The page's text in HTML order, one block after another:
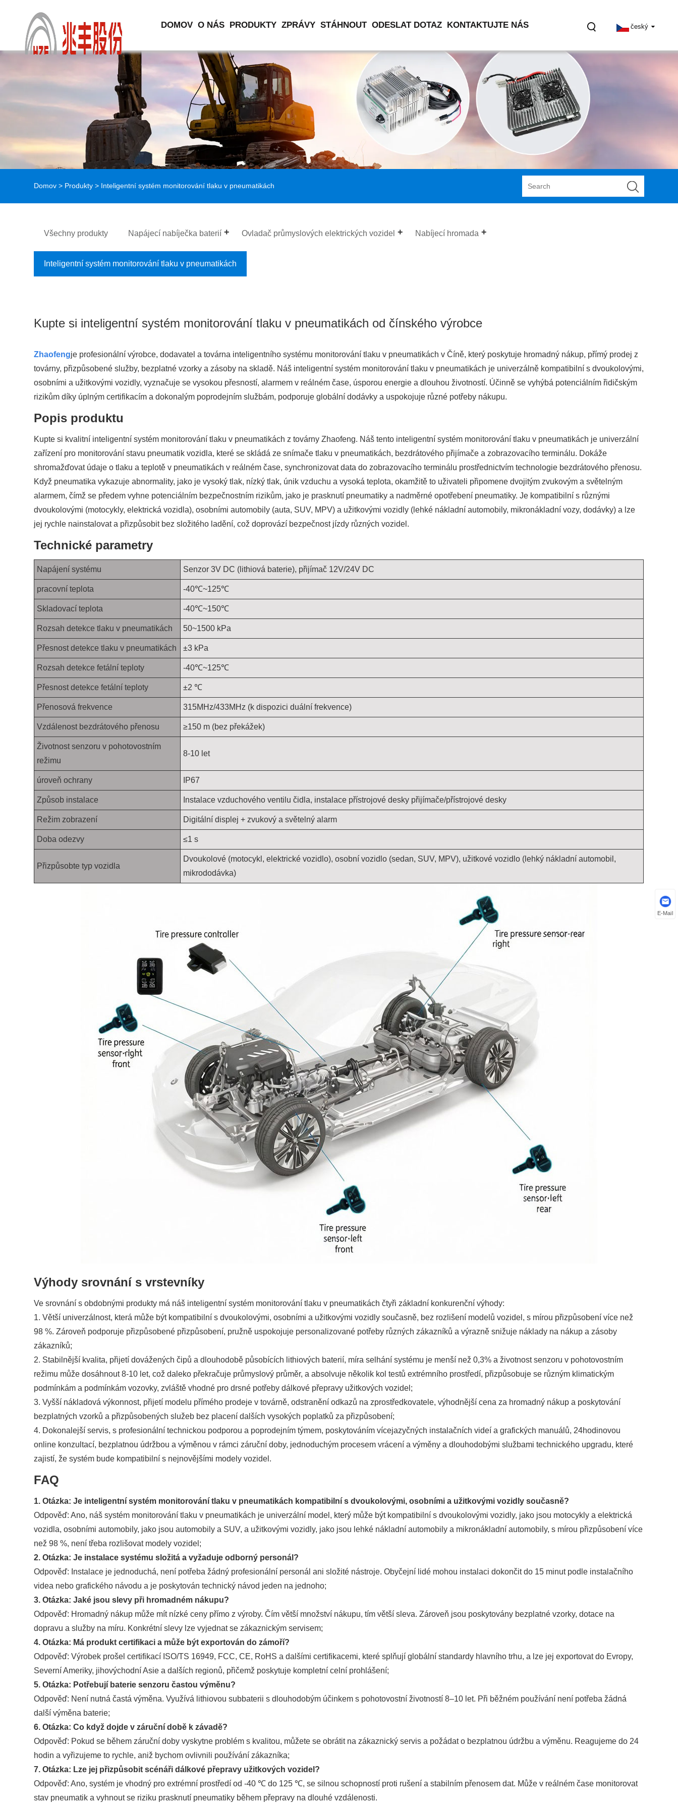
český
DOMOV O NÁS PRODUKTY ZPRÁVY STÁHNOUT ODESLAT DOTAZ KONTAKTUJTE NÁS
Domov > Produkty > Inteligentní systém monitorování tlaku v pneumatikách
Všechny produkty Napájecí nabíječka baterií Ovladač průmyslových elektrických vozidel Nabíjecí hromada
Inteligentní systém monitorování tlaku v pneumatikách
Kupte si inteligentní systém monitorování tlaku v pneumatikách od čínského výrobce
Zhaofengje profesionální výrobce, dodavatel a továrna inteligentního systému monitorování tlaku v pneumatikách v Číně, který poskytuje hromadný nákup, přímý prodej z
továrny, přizpůsobené služby, bezplatné vzorky a zásoby na skladě. Náš inteligentní systém monitorování tlaku v pneumatikách je univerzálně kompatibilní s dvoukolovými,
osobními a užitkovými vozidly, vyznačuje se vysokou přesností, alarmem v reálném čase, úsporou energie a dlouhou životností. Účinně se vyhýbá potenciálním řidičským
rizikům díky úplným certifikacím a dokonalým poprodejním službám, podporuje globální dodávky a uspokojuje různé potřeby nákupu.
Popis produktu
Kupte si kvalitní inteligentní systém monitorování tlaku v pneumatikách z továrny Zhaofeng. Náš tento inteligentní systém monitorování tlaku v pneumatikách je univerzální
zařízení pro monitorování stavu pneumatik vozidla, které se skládá ze snímače tlaku v pneumatikách, bezdrátového přijímače a zobrazovacího terminálu. Dokáže
shromažďovat údaje o tlaku a teplotě v pneumatikách v reálném čase, synchronizovat data do zobrazovacího terminálu prostřednictvím technologie bezdrátového přenosu.
Když pneumatika vykazuje abnormality, jako je vysoký tlak, nízký tlak, únik vzduchu a vysoká teplota, okamžitě to uživateli připomene dvojitým zvukovým a světelným
alarmem, čímž se předem vyhne potenciálním bezpečnostním rizikům, jako je prasknutí pneumatiky a nadměrné opotřebení pneumatiky. Je kompatibilní s různými
dvoukolovými (motocykly, elektrická vozidla), osobními automobily (auta, SUV, MPV) a užitkovými vozidly (lehké nákladní automobily, mikronákladní vozy, dodávky) a lze
jej rychle nainstalovat a přizpůsobit bez složitého ladění, což doprovází bezpečnost jízdy různých vozidel.
Technické parametry
Napájení systému Senzor 3V DC (lithiová baterie), přijímač 12V/24V DC
pracovní teplota -40℃~125℃
Skladovací teplota -40℃~150℃
Rozsah detekce tlaku v pneumatikách 50~1500 kPa
Přesnost detekce tlaku v pneumatikách ±3 kPa
Rozsah detekce fetální teploty -40℃~125℃
Přesnost detekce fetální teploty ±2 ℃
Přenosová frekvence 315MHz/433MHz (k dispozici duální frekvence)
Vzdálenost bezdrátového přenosu ≥150 m (bez překážek)
Životnost senzoru v pohotovostním
režimu
8-10 let
úroveň ochrany IP67
Způsob instalace Instalace vzduchového ventilu čidla, instalace přístrojové desky přijímače/přístrojové desky
Režim zobrazení Digitální displej + zvukový a světelný alarm
Doba odezvy ≤1 s
Přizpůsobte typ vozidla
Dvoukolové (motocykl, elektrické vozidlo), osobní vozidlo (sedan, SUV, MPV), užitkové vozidlo (lehký nákladní automobil,
mikrododávka)
Výhody srovnání s vrstevníky
Ve srovnání s obdobnými produkty má náš inteligentní systém monitorování tlaku v pneumatikách čtyři základní konkurenční výhody:
1. Větší univerzálnost, která může být kompatibilní s dvoukolovými, osobními a užitkovými vozidly současně, bez rozlišení modelů vozidel, s mírou přizpůsobení více než
98 %. Zároveň podporuje přizpůsobené přizpůsobení, pružně uspokojuje personalizované potřeby různých zákazníků a výrazně snižuje náklady na nákup a zásoby
zákazníků;
2. Stabilnější kvalita, přijetí dovážených čipů a dlouhodobě působících lithiových baterií, míra selhání systému je menší než 0,3% a životnost senzoru v pohotovostním
režimu může dosáhnout 8-10 let, což daleko překračuje průmyslový průměr, a absolvuje několik kol testů extrémního prostředí, přizpůsobuje se různým klimatickým
podmínkám a podmínkám vozovky, zvláště vhodné pro drsné potřeby dálkové přepravy užitkových vozidel;
3. Vyšší nákladová výkonnost, přijetí modelu přímého prodeje v továrně, odstranění odkazů na zprostředkovatele, výhodnější cena za hromadný nákup a poskytování
bezplatných vzorků a přizpůsobených služeb bez placení dalších vysokých poplatků za přizpůsobení;
4. Dokonalejší servis, s profesionální technickou podporou a poprodejním týmem, poskytováním vícejazyčných instalačních videí a grafických manuálů, 24hodinovou
online konzultací, bezplatnou údržbou a výměnou v rámci záruční doby, jednoduchým procesem vrácení a výměny a dlouhodobými službami technického upgradu, které
zajistí, že systém bude kompatibilní s nejnovějšími modely vozidel.
FAQ
1. Otázka: Je inteligentní systém monitorování tlaku v pneumatikách kompatibilní s dvoukolovými, osobními a užitkovými vozidly současně?
Odpověď: Ano, náš systém monitorování tlaku v pneumatikách je univerzální model, který může být kompatibilní s dvoukolovými vozidly, jako jsou motocykly a elektrická
vozidla, osobními automobily, jako jsou automobily a SUV, a užitkovými vozidly, jako jsou lehké nákladní automobily a mikronákladní automobily, s mírou přizpůsobení více
než 98 %, není třeba rozlišovat modely vozidel;
2. Otázka: Je instalace systému složitá a vyžaduje odborný personál?
Odpověď: Instalace je jednoduchá, není potřeba žádný profesionální personál ani složité nástroje. Obyčejní lidé mohou instalaci dokončit do 15 minut podle instalačního
videa nebo grafického návodu a je poskytován technický návod jeden na jednoho;
3. Otázka: Jaké jsou slevy při hromadném nákupu?
Odpověď: Hromadný nákup může mít nízké ceny přímo z výroby. Čím větší množství nákupu, tím větší sleva. Zároveň jsou poskytovány bezplatné vzorky, dotace na
dopravu a služby na míru. Konkrétní slevy lze vyjednat se zákaznickým servisem;
4. Otázka: Má produkt certifikaci a může být exportován do zámoří?
Odpověď: Výrobek prošel certifikací ISO/TS 16949, FCC, CE, RoHS a dalšími certifikacemi, které splňují globální standardy hlavního trhu, a lze jej exportovat do Evropy,
Severní Ameriky, jihovýchodní Asie a dalších regionů, přičemž poskytuje kompletní celní prohlášení;
5. Otázka: Potřebují baterie senzoru častou výměnu?
Odpověď: Není nutná častá výměna. Využívá lithiovou subbaterii s dlouhodobým účinkem s pohotovostní životností 8–10 let. Při běžném používání není potřeba žádná
další výměna baterie;
6. Otázka: Co když dojde v záruční době k závadě?
Odpověď: Pokud se během záruční doby vyskytne problém s kvalitou, můžete se obrátit na zákaznický servis a požádat o bezplatnou údržbu a výměnu. Reagujeme do 24
hodin a vyřizujeme to rychle, aniž bychom ovlivnili používání zákazníka;
7. Otázka: Lze jej přizpůsobit scénáři dálkové přepravy užitkových vozidel?
Odpověď: Ano, systém je vhodný pro extrémní prostředí od -40 ℃ do 125 ℃, se silnou schopností proti rušení a stabilním přenosem dat. Může v reálném čase monitorovat
stav pneumatik a vyhnout se riziku prasknutí pneumatiky během přepravy na dlouhé vzdálenosti.
E-Mail